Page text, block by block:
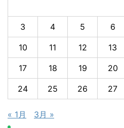
3 4 5 6
10 11 12 13
17 18 19 20
24 25 26 27
« 1月 3月 »